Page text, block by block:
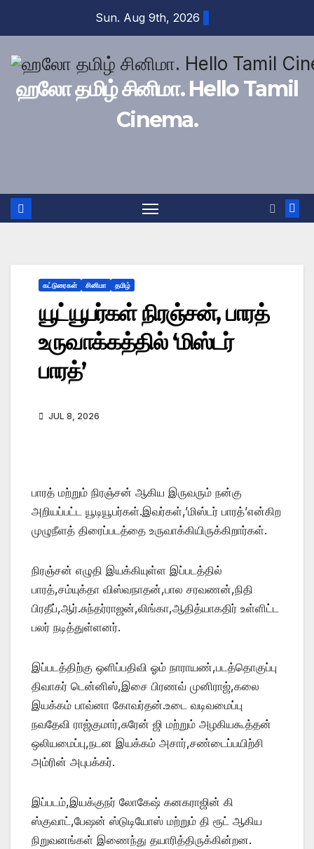
content
Sun. Aug 9th, 2026
ஹலோ தமிழ் சினிமா. Hello Tamil
Cinema.
கட்டுரைகள் சினிமா தமிழ்
யூட்யூபர்கள் நிரஞ்சன், பாரத்
உருவாக்கத்தில் ‘மிஸ்டர்
பாரத்’
JUL 8, 2026
பாரத் மற்றும் நிரஞ்சன் ஆகிய இருவரும் நன்கு
அறியப்பட்ட யூடியூபர்கள்.இவர்கள்,’மிஸ்டர் பாரத்’என்கிற
முழுநீளத் திரைப்படத்தை உருவாக்கியிருக்கிறார்கள்.
நிரஞ்சன் எழுதி இயக்கியுள்ள இப்படத்தில்
பாரத்,சம்யுக்தா விஸ்வநாதன்,பால சரவணன்,நிதி
பிரதீப்,ஆர்.சுந்தர்ராஜன்,லிங்கா,ஆதித்யாகதிர் உள்ளிட்ட
பலர் நடித்துள்ளனர்.
இப்படத்திற்கு ஒளிப்பதிவி ஓம் நாராயண்,படத்தொகுப்பு
திவாகர் டென்னிஸ்,இசை பிரணவ் முனிராஜ்,கலை
இயக்கம் பாவ்னா கோவர்தன்.உடை வடிவமைப்பு
நவதேவி ராஜ்குமார்,சுரேன் ஜி மற்றும் அழகியகூத்தன்
ஒலியமைப்பு,நடன இயக்கம் அசார்,சண்டைப்பயிற்சி
அம்ரின் அபுபக்கர்.
இப்படம்,இயக்குநர் லோகேஷ் கனகராஜின் கி
ஸ்குவாட்,பேஷன் ஸ்டுடியோஸ் மற்றும் தி ரூட் ஆகிய
நிறுவனங்கள் இணைந்து தயாரித்திருக்கின்றன.